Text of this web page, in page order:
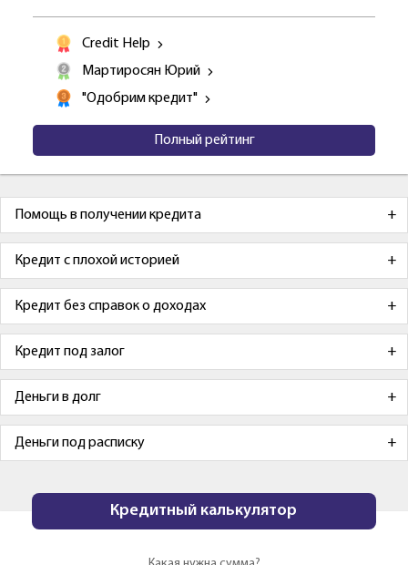
Credit Help
Мартиросян Юрий
"Одобрим кредит"
Полный рейтинг
Помощь в получении кредита
Кредит с плохой историей
Кредит без справок о доходах
Кредит под залог
Деньги в долг
Деньги под расписку
Кредитный калькулятор